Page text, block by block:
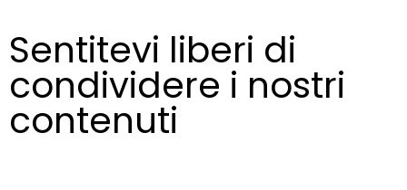
Sentitevi liberi di
condividere i nostri
contenuti